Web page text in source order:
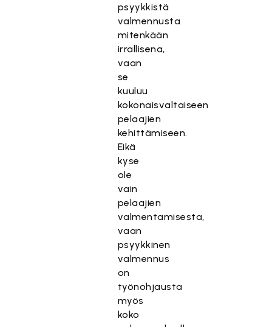
psyykkistä
valmennusta
mitenkään
irrallisena,
vaan
se
kuuluu
kokonaisvaltaiseen
pelaajien
kehittämiseen.
Eikä
kyse
ole
vain
pelaajien
valmentamisesta,
vaan
psyykkinen
valmennus
on
työnohjausta
myös
koko